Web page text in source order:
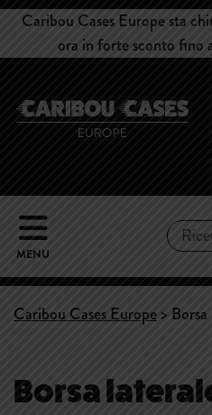
Caribou Cases Europe sta
ora in forte sconto fino
MENU
Caribou Cases Europe>
Borsa